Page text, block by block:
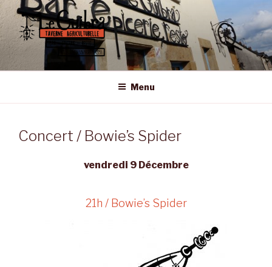
Aller
au
contenu
principal
LE GUIBRA – ST SULPICE LA
Taverne Agriculturelle • Bar – Epicerie – Resto
Menu
Concert / Bowie’s Spider
vendredi 9 Décembre
21h / Bowie’s Spider